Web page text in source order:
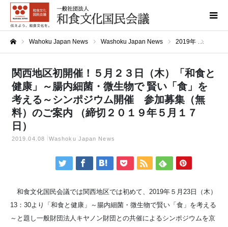
Wahoku Japan News Washoku Japan News 2019年
関西地区初開催！５月２３日（木）「和食と
健康」～腸内細菌・微生物で 賢い「食」を
考える～シンポジウム開催 参加募集（無
料）のご案内 （締切２０１９年５月１７
日）
2019.04.08 Washoku Japan News
和食文化国民会議では関西地区では初めて、2019年５月23日（木）
13：30より「和食と健康」～腸内細菌・微生物で賢い「食」を考える
～と題し一般財団法人キヤノン財団との共催によるシンポジウムを京